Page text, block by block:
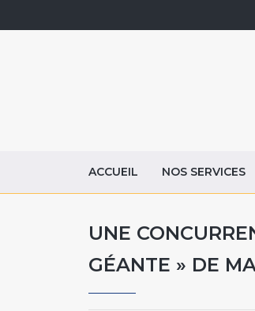
ACCUEIL NOS SERVICES
UNE
GÉANTE » DE